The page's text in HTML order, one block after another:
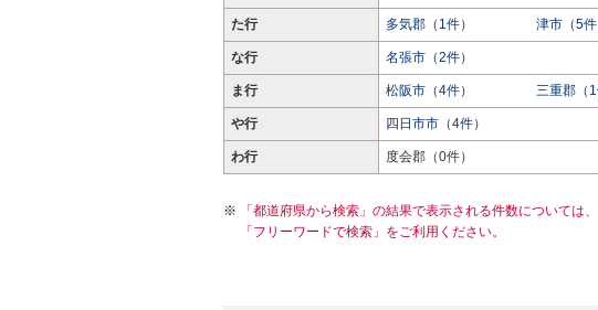
た行 多気郡（1件） 津市（5件
な行 名張市（2件）
ま行 松阪市（4件） 三重郡（1
や行 四日市市（4件）
わ行 度会郡（0件）
「都道府県から検索」の結果で表示される件数について
「フリーワードで検索」をご利用ください。